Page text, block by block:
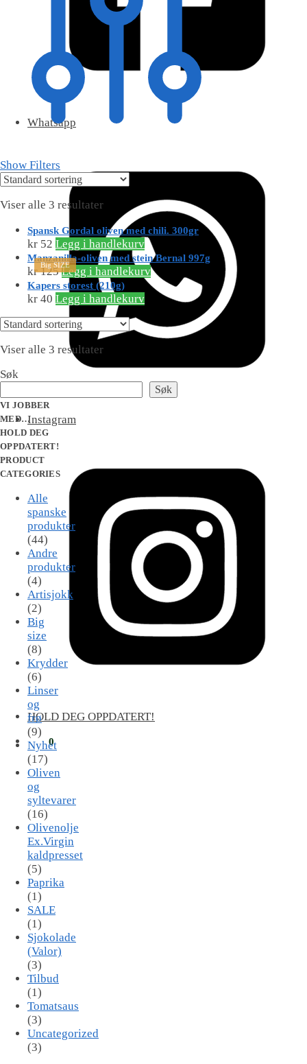
Whatsapp
Instagram
HOLD DEG OPPDATERT!
kr0 0
Show Filters
Viser alle 3 resultater
Spansk Gordal oliven med chili. 300gr
kr 52 Legg i handlekurv
Big SIZE
Manzanilla-oliven med stein Bernal 997g
kr125 Legg i handlekurv
Kapers storest (210g)
kr 40 Legg i handlekurv
Viser alle 3 resultater
Søk
Søk
VI JOBBER
MED…
HOLD DEG
OPPDATERT!
PRODUCT
CATEGORIES
Alle
spanske
produkter
(44)
Andre
produkter
(4)
Artisjokk
(2)
Big
size
(8)
Krydder
(6)
Linser
og
frø
(9)
Nyhet
(17)
Oliven
og
syltevarer
(16)
Olivenolje
Ex.Virgin
kaldpresset
(5)
Paprika
(1)
SALE
(1)
Sjokolade
(Valor)
(3)
Tilbud
(1)
Tomatsaus
(3)
Uncategorized
(3)